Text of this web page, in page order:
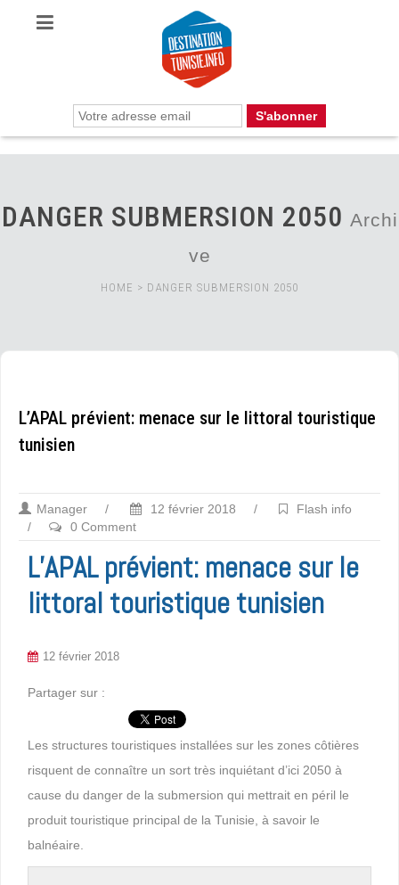
DANGER SUBMERSION 2050 Archi
ve
HOME > DANGER SUBMERSION 2050
L’APAL prévient: menace sur le littoral touristique
tunisien
Manager / 12 février 2018 /
Flash info
/
0 Comment
L’APAL prévient: menace sur le
littoral touristique tunisien
12 février 2018
Partager sur :
Les structures touristiques installées sur les zones côtières
risquent de connaître un sort très inquiétant d’ici 2050 à
cause du danger de la submersion qui mettrait en péril le
produit touristique principal de la Tunisie, à savoir le
balnéaire.